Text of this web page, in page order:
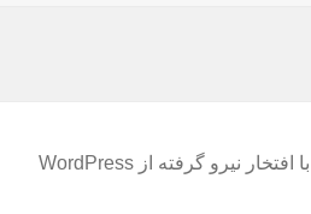
با افتخار نیرو گرفته از WordPress